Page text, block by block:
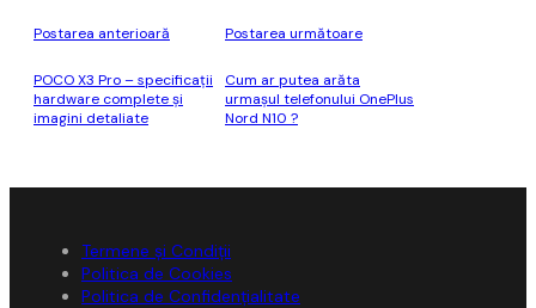
Postarea anterioară
POCO X3 Pro – specificaţii
hardware complete şi
imagini detaliate
Postarea următoare
Cum ar putea arăta
urmaşul telefonului OnePlus
Nord N10 ?
Termene și Condiții
Politica de Cookies
Politica de Confidențialitate